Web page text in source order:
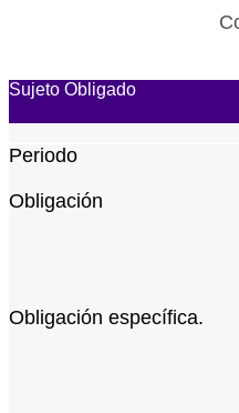
Sujeto Obligado
Periodo
Obligación
Obligación específica.